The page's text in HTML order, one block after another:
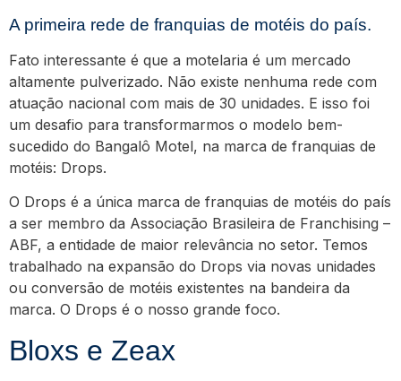
A primeira rede de franquias de motéis do país.
Fato interessante é que a motelaria é um mercado
altamente pulverizado. Não existe nenhuma rede com
atuação nacional com mais de 30 unidades. E isso foi
um desafio para transformarmos o modelo bem-
sucedido do Bangalô Motel, na marca de franquias de
motéis: Drops.
O Drops é a única marca de franquias de motéis do país
a ser membro da Associação Brasileira de Franchising –
ABF, a entidade de maior relevância no setor. Temos
trabalhado na expansão do Drops via novas unidades
ou conversão de motéis existentes na bandeira da
marca. O Drops é o nosso grande foco.
Bloxs e Zeax